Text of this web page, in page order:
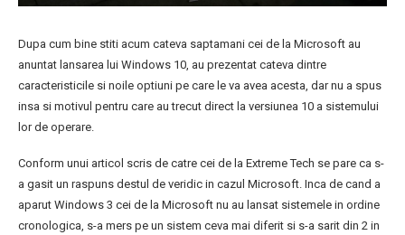
Dupa cum bine stiti acum cateva saptamani cei de la Microsoft au
anuntat lansarea lui Windows 10, au prezentat cateva dintre
caracteristicile si noile optiuni pe care le va avea acesta, dar nu a spus
insa si motivul pentru care au trecut direct la versiunea 10 a sistemului
lor de operare.
Conform unui articol scris de catre cei de la Extreme Tech se pare ca s-
a gasit un raspuns destul de veridic in cazul Microsoft. Inca de cand a
aparut Windows 3 cei de la Microsoft nu au lansat sistemele in ordine
cronologica, s-a mers pe un sistem ceva mai diferit si s-a sarit din 2 in